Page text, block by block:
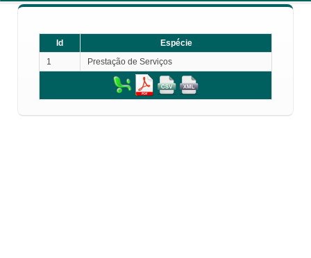
Id
Espécie
1
Prestação de Serviços